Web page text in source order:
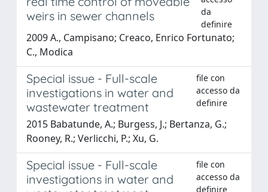
weirs in sewer channels
da
definire
2009 A., Campisano; Creaco, Enrico Fortunato;
C., Modica
Special issue - Full-scale
investigations in water and
wastewater treatment
file con
accesso da
definire
2015 Babatunde, A.; Burgess, J.; Bertanza, G.;
Rooney, R.; Verlicchi, P.; Xu, G.
Special issue - Full-scale
investigations in water and
file con
accesso da
definire